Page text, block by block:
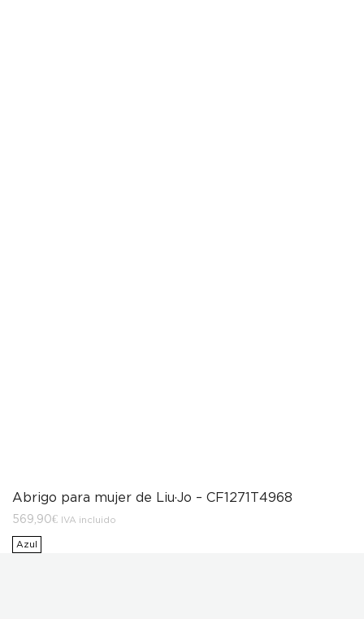
Abrigo para mujer de Liu·Jo – CF1271T4968
569,90€ IVA incluido
Azul